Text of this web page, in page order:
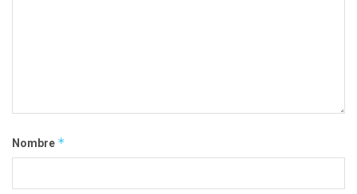
Nombre *